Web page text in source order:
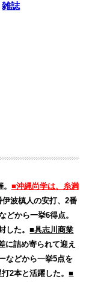
雑誌
■沖縄尚学は、糸満
波槙人の安打、2番
どから一挙6得点。
した。■具志川商業
に詰め寄られて迎え
などから一挙5点を
2本と活躍した。■